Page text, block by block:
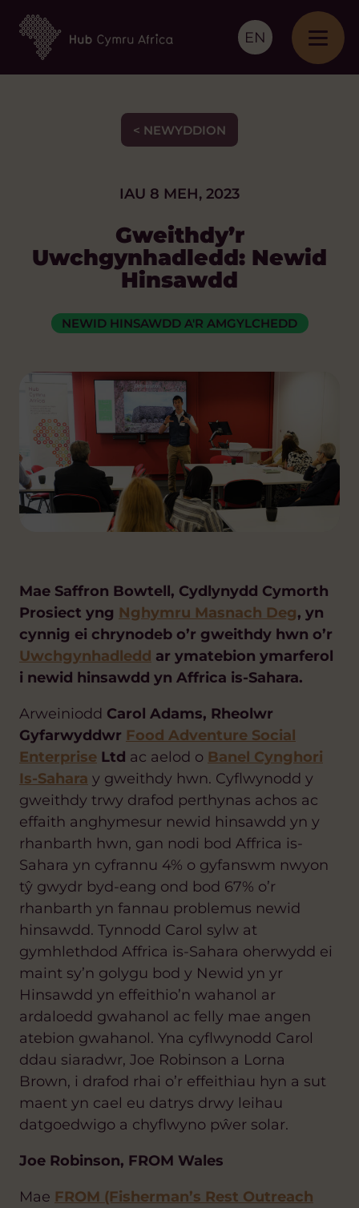
EN
< NEWYDDION
IAU 8 MEH, 2023
Gweithdy’r
Uwchgynhadledd: Newid
Hinsawdd
NEWID HINSAWDD A'R AMGYLCHEDD
Mae Saffron Bowtell, Cydlynydd Cymorth
Prosiect yng Nghymru Masnach Deg, yn
cynnig ei chrynodeb o’r gweithdy hwn o’r
Uwchgynhadledd ar ymatebion ymarferol
i newid hinsawdd yn Affrica is-Sahara.
Arweiniodd Carol Adams, Rheolwr
Gyfarwyddwr Food Adventure Social
Enterprise Ltd ac aelod o Banel Cynghori
Is-Sahara y gweithdy hwn. Cyflwynodd y
gweithdy trwy drafod perthynas achos ac
effaith anghymesur newid hinsawdd yn y
rhanbarth hwn, gan nodi bod Affrica is-
Sahara yn cyfrannu 4% o gyfanswm nwyon
tŷ gwydr byd-eang ond bod 67% o’r
rhanbarth yn fannau problemus newid
hinsawdd. Tynnodd Carol sylw at
gymhlethdod Affrica is-Sahara oherwydd ei
maint sy’n golygu bod y Newid yn yr
Hinsawdd yn effeithio’n wahanol ar
ardaloedd gwahanol ac felly mae angen
atebion gwahanol. Yna cyflwynodd Carol
ddau siaradwr, Joe Robinson a Lorna
Brown, i drafod rhai o’r effeithiau hyn a sut
maent yn cael eu datrys drwy leihau
datgoedwigo a chyflwyno pŵer solar.
Joe Robinson, FROM Wales
Mae FROM (Fisherman’s Rest Outreach